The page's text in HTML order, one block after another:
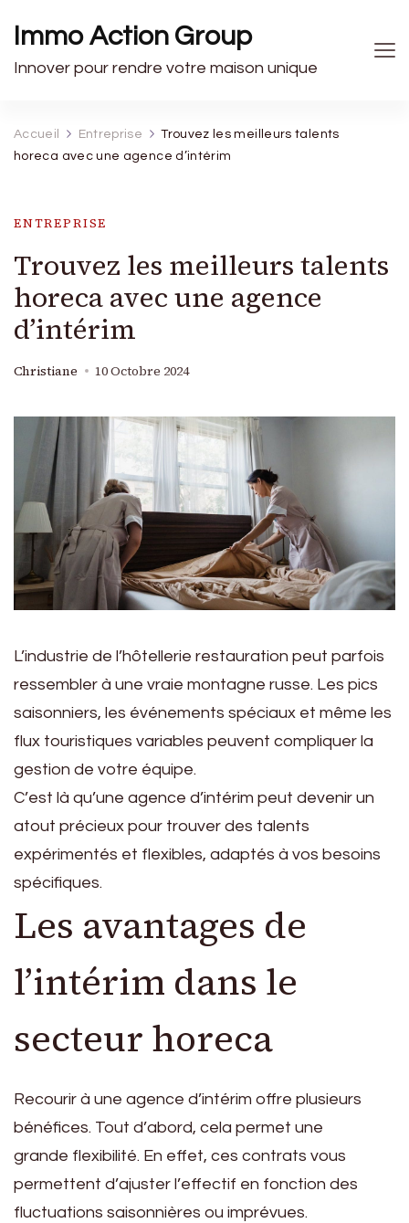
Immo Action Group
Innover pour rendre votre maison unique
Accueil Entreprise
Trouvez les meilleurs talents
horeca avec une agence d’intérim
ENTREPRISE
Trouvez les meilleurs talents
horeca avec une agence
d’intérim
Christiane 10 Octobre 2024
L’industrie de l’hôtellerie restauration peut parfois
ressembler à une vraie montagne russe. Les pics
saisonniers, les événements spéciaux et même les
flux touristiques variables peuvent compliquer la
gestion de votre équipe.
C’est là qu’une agence d’intérim peut devenir un
atout précieux pour trouver des talents
expérimentés et flexibles, adaptés à vos besoins
spécifiques.
Les avantages de
l’intérim dans le
secteur horeca
Recourir à une agence d’intérim offre plusieurs
bénéfices. Tout d’abord, cela permet une
grande flexibilité. En effet, ces contrats vous
permettent d’ajuster l’effectif en fonction des
fluctuations saisonnières ou imprévues.